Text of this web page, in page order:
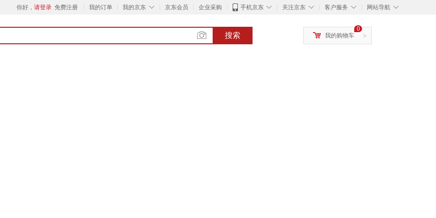
你好， 请登录 免费注册 我的订单 ◇
我的京东 京东会员 企业采购 ◇
手机京东 ◇
关注京东 ◇
客户服务 ◇
网站导航
搜索 >
0
我的购物车